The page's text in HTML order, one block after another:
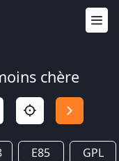
chère
E85 GPL